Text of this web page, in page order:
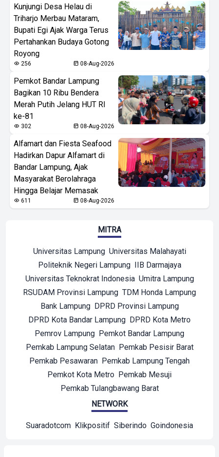
Kunjungi Desa Helau di
Triharjo Merbau Mataram,
Bupati Egi Ajak Warga Terus
Pertahankan Budaya Gotong
Royong
256 08-Aug-2026
Pemkot Bandar Lampung
Bagikan 10 Ribu Bendera
Merah Putih Jelang HUT RI
ke-81
302 08-Aug-2026
Alfamart dan Fiesta Seafood
Hadirkan Dapur Alfamart di
Bandar Lampung, Ajak
Masyarakat Berolahraga
Hingga Belajar Memasak
611 08-Aug-2026
MITRA
Universitas Lampung Universitas Malahayati
Politeknik Negeri Lampung
IIB Darmajaya
Universitas Teknokrat Indonesia Umitra Lampung
RSUDAM Provinsi Lampung TDM Honda Lampung
Bank Lampung
DPRD Provinsi Lampung
DPRD Kota Bandar Lampung DPRD Kota Metro
Pemrov Lampung Pemkot Bandar Lampung
Pemkab Lampung Selatan
Pemkab Pesisir Barat
Pemkab Pesawaran Pemkab Lampung Tengah
Pemkot Kota Metro Pemkab Mesuji
Pemkab Tulangbawang Barat
NETWORK
Suaradotcom Klikpositif Siberindo Goindonesia